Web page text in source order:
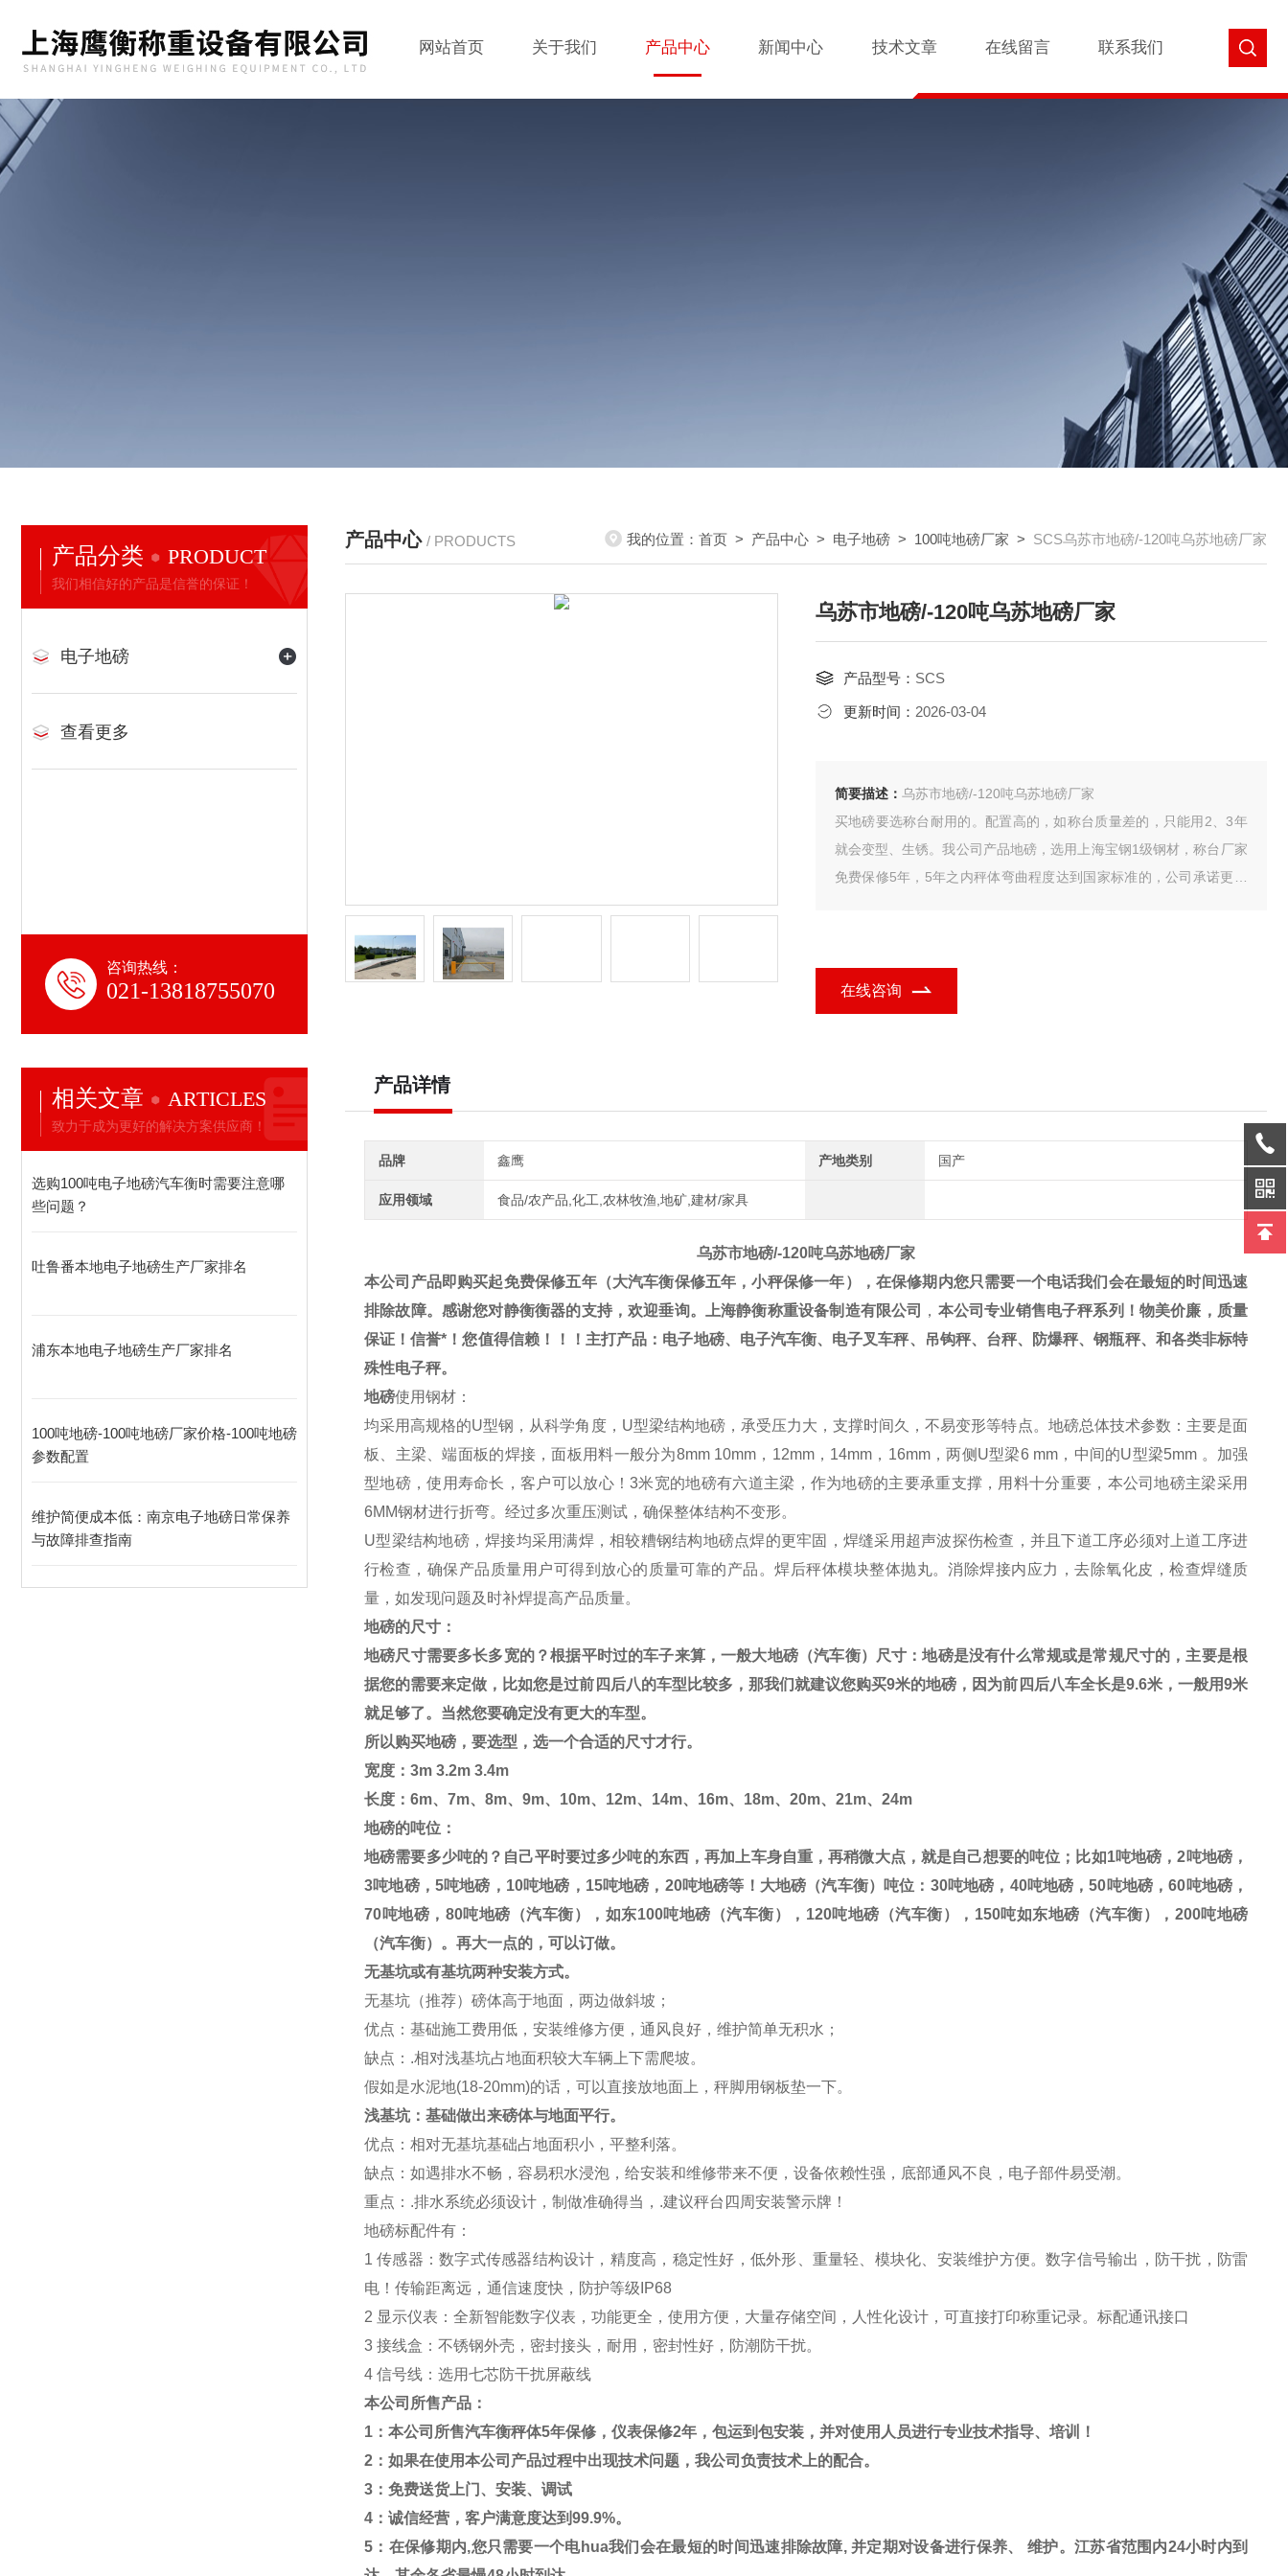
网站首页 关于我们 产品中心 新闻中心 技术文章 在线留言 联系我们
产品分类 PRODUCT
我们相信好的产品是信誉的保证！
电子地磅
查看更多
咨询热线：
021-13818755070
相关文章 ARTICLES
致力于成为更好的解决方案供应商！
选购100吨电子地磅汽车衡时需要注意哪
些问题？
吐鲁番本地电子地磅生产厂家排名
浦东本地电子地磅生产厂家排名
100吨地磅-100吨地磅厂家价格-100吨地磅
参数配置
维护简便成本低：南京电子地磅日常保养
与故障排查指南​
产品中心 / PRODUCTS 我的位置： 首页 > 产品中心 > 电子地磅 > 100吨地磅厂家 > SCS乌苏市地磅/-120吨乌苏地磅厂家
乌苏市地磅/-120吨乌苏地磅厂家
产品型号： SCS
更新时间： 2026-03-04
简要描述： 乌苏市地磅/-120吨乌苏地磅厂家
买地磅要选称台耐用的。配置高的，如称台质量差的，只能用2、3年
就会变型、生锈。我公司产品地磅，选用上海宝钢1级钢材，称台厂家
免费保修5年，5年之内秤体弯曲程度达到国家标准的，公司承诺更换
在线咨询
产品详情
品牌 鑫鹰 产地类别 国产
应用领域 食品/农产品,化工,农林牧渔,地矿,建材/家具
乌苏市地磅/-120吨乌苏地磅厂家
本公司产品即购买起免费保修五年（大汽车衡保修五年，小秤保修一年），在保修期内您只需要一个电话我们会在最短的时间迅速
排除故障。感谢您对静衡衡器的支持，欢迎垂询。
上海静衡称重设备制造有限公司 ， 本公司专业销售电子秤系列！物美价廉，质量
保证！信誉*！您值得信赖！！！主打产品：电子地磅、电子汽车衡、电子叉车秤、吊钩秤、台秤、防爆秤、钢瓶秤、和各类非标特
殊性电子秤。
地磅使用钢材：
均采用高规格的U型钢，从科学角度， U型梁结构地磅，承受压力大，支撑时间久，不易变形等特点。地磅总体技术参数：主要是面
板、主梁、端面板的焊接，面板用料一般分为8mm 10mm， 12mm， 14mm ， 16mm，两侧 U型梁6 mm，中间的U型梁5mm 。加强
型地磅，使用寿命长，客户可以放心！3米宽的地磅有六道主梁，作为地磅的主要承重支撑，用料十分重要，本公司地磅主梁采用
6MM钢材进行折弯。经过多次重压测试，确保整体结构不变形。
U型梁结构地磅，焊接均采用满焊，相较糟钢结构地磅点焊的更牢固，焊缝采用超声波探伤检查，并且下道工序必须对上道工序进
行检查，确保产品质量用户可得到放心的质量可靠的产品。焊后秤体模块整体抛丸。消除焊接内应力，去除氧化皮，检查焊缝质
量，如发现问题及时补焊提高产品质量。
地磅的尺寸：
地磅尺寸需要多长多宽的？根据平时过的车子来算，一般大地磅（汽车衡）尺寸：地磅是没有什么常规或是常规尺寸的，主要是根
据您的需要来定做，比如您是过前四后八的车型比较多，那我们就建议您购买9米的地磅，因为前四后八车全长是9.6米，一般用9米
就足够了。当然您要确定没有更大的车型。
所以购买地磅，要选型，选一个合适的尺寸才行。
宽度： 3m 3.2m 3.4m
长度： 6m、 7m、 8m、 9m、 10m、 12m、 14m、 16m、 18m、 20m、 21m、 24m
地磅的吨位：
地磅需要多少吨的？自己平时要过多少吨的东西，再加上车身自重，再稍微大点，就是自己想要的吨位；比如1吨地磅，2吨地磅，
3吨地磅， 5吨地磅， 10吨地磅， 15吨地磅， 20吨地磅等！大地磅（汽车衡）吨位： 30吨地磅， 40吨地磅，50吨地磅，60吨地磅，
70吨地磅， 80吨地磅（汽车衡），如东100吨地磅（汽车衡）， 120吨地磅（汽车衡）， 150吨如东地磅（汽车衡）， 200吨地磅
（汽车衡）。再大一点的，可以订做。
无基坑或有基坑两种安装方式。
无基坑（推荐）磅体高于地面，两边做斜坡；
优点：基础施工费用低，安装维修方便，通风良好，维护简单无积水；
缺点： .相对浅基坑占地面积较大车辆上下需爬坡。
假如是水泥地(18-20mm)的话，可以直接放地面上，秤脚用钢板垫一下。
浅基坑：基础做出来磅体与地面平行。
优点：相对无基坑基础占地面积小，平整利落。
缺点：如遇排水不畅，容易积水浸泡，给安装和维修带来不便，设备依赖性强，底部通风不良，电子部件易受潮。
重点： .排水系统必须设计，制做准确得当， .建议秤台四周安装警示牌！
地磅标配件有：
1传感器：数字式传感器结构设计，精度高，稳定性好，低外形、重量轻、模块化、安装维护方便。数字信号输出，防干扰，防雷
电！传输距离远，通信速度快，防护等级 IP68
2 显示仪表：全新智能数字仪表，功能更全，使用方便，大量存储空间，人性化设计，可直接打印称重记录。标配通讯接口
3 接线盒：不锈钢外壳，密封接头，耐用，密封性好，防潮防干扰。
4 信号线：选用七芯防干扰屏蔽线
本公司所售产品：
1 ：本公司所售汽车衡秤体5年保修，仪表保修2年，包运到包安装，并对使用人员进行专业技术指导、培训！
2 ：如果在使用本公司产品过程中出现技术问题，我公司负责技术上的配合。
3 ：免费送货上门、安装、调试
4 ：诚信经营，客户满意度达到99.9%。
5 ：在保修期内,您只需要一个电hua我们会在最短的时间迅速排除故障,并定期对设备进行保养、 维护。江苏省范围内24小时内到